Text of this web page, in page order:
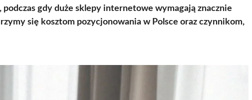
gdy duże sklepy internetowe wymagają znacznie
się kosztom pozycjonowania w Polsce oraz czynnikom,